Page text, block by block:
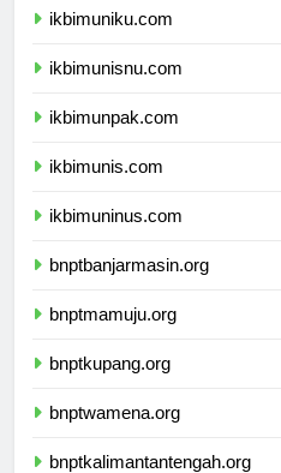
ikbimuniku.com
ikbimunisnu.com
ikbimunpak.com
ikbimunis.com
ikbimuninus.com
bnptbanjarmasin.org
bnptmamuju.org
bnptkupang.org
bnptwamena.org
bnptkalimantantengah.org